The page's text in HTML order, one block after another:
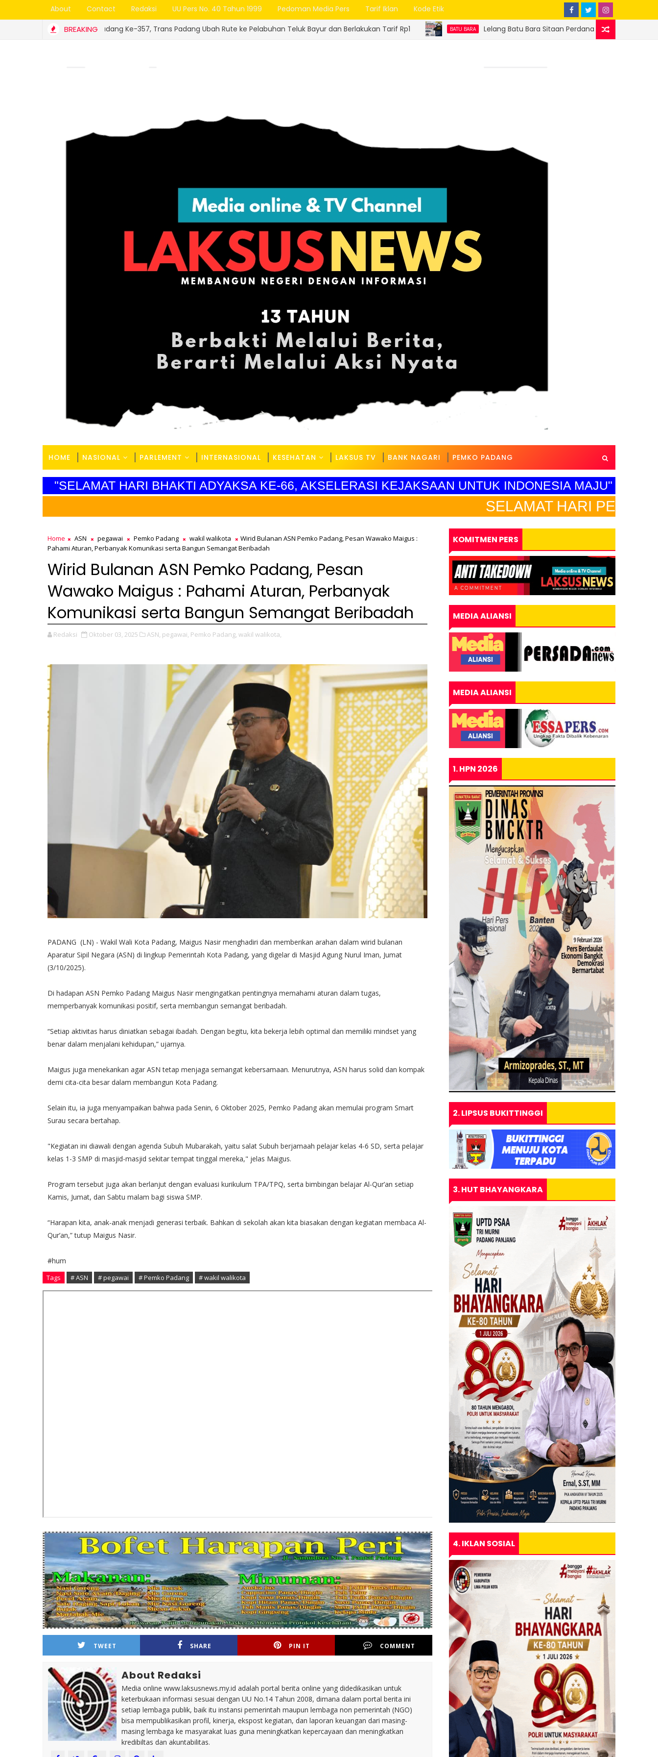
About Contact Redaksi UU Pers No. 40 Tahun 1999 Pedoman Media Pers Tarif Iklan Kode Etik
BREAKING
Sambut HJK Padang Ke-357, Trans Padang Ubah Rute ke Pelabuhan Teluk Bayur dan Berlakukan Tarif Rp1 BATU BARA Lelang Batu Bara Sitaan Perdana Sukses, Ditjen Gakkum ESDM
HOME NASIONAL PARLEMENT INTERNASIONAL KESEHATAN LAKSUS TV BANK NAGARI PEMKO PADANG
"SELAMAT HARI BHAKTI ADYAKSA KE-66, AKSELERASI KEJAKSAAN UNTUK INDONESIA MAJU"
SELAMAT HARI PENDIDIKAN
Home ASN pegawai Pemko Padang wakil walikota
Wirid Bulanan ASN Pemko Padang, Pesan Wawako Maigus :
Pahami Aturan, Perbanyak Komunikasi serta Bangun Semangat Beribadah
Wirid Bulanan ASN Pemko Padang, Pesan
Wawako Maigus : Pahami Aturan, Perbanyak
Komunikasi serta Bangun Semangat Beribadah
Redaksi Oktober 03, 2025 ASN, pegawai, Pemko Padang, wakil walikota,
PADANG (LN) - Wakil Wali Kota Padang, Maigus Nasir menghadiri dan memberikan arahan dalam wirid bulanan
Aparatur Sipil Negara (ASN) di lingkup Pemerintah Kota Padang, yang digelar di Masjid Agung Nurul Iman, Jumat
(3/10/2025).
Di hadapan ASN Pemko Padang Maigus Nasir mengingatkan pentingnya memahami aturan dalam tugas,
memperbanyak komunikasi positif, serta membangun semangat beribadah.
“Setiap aktivitas harus diniatkan sebagai ibadah. Dengan begitu, kita bekerja lebih optimal dan memiliki mindset yang
benar dalam menjalani kehidupan,” ujarnya.
Maigus juga menekankan agar ASN tetap menjaga semangat kebersamaan. Menurutnya, ASN harus solid dan kompak
demi cita-cita besar dalam membangun Kota Padang.
Selain itu, ia juga menyampaikan bahwa pada Senin, 6 Oktober 2025, Pemko Padang akan memulai program Smart
Surau secara bertahap.
"Kegiatan ini diawali dengan agenda Subuh Mubarakah, yaitu salat Subuh berjamaah pelajar kelas 4-6 SD, serta pelajar
kelas 1-3 SMP di masjid-masjid sekitar tempat tinggal mereka," jelas Maigus.
Program tersebut juga akan berlanjut dengan evaluasi kurikulum TPA/TPQ, serta bimbingan belajar Al-Qur’an setiap
Kamis, Jumat, dan Sabtu malam bagi siswa SMP.
“Harapan kita, anak-anak menjadi generasi terbaik. Bahkan di sekolah akan kita biasakan dengan kegiatan membaca Al-
Qur’an,” tutup Maigus Nasir.
#hum
Tags # ASN # pegawai # Pemko Padang # wakil walikota
TWEET SHARE PIN IT COMMENT
About Redaksi
Media online www.laksusnews.my.id adalah portal berita online yang didedikasikan untuk
keterbukaan informasi sesuai dengan UU No.14 Tahun 2008, dimana dalam portal berita ini
setiap lembaga publik, baik itu instansi pemerintah maupun lembaga non pemerintah (NGO)
bisa mempublikasikan profil, kinerja, ekspost kegiatan, dan laporan keuangan dari masing-
masing lembaga ke masyarakat luas guna meningkatkan kepercayaan dan meningkatkan
kredibiltas dan akuntabilitas.
KOMITMEN PERS
MEDIA ALIANSI
MEDIA ALIANSI
1. HPN 2026
2. LIPSUS BUKITTINGGI
3. HUT BHAYANGKARA
4. IKLAN SOSIAL